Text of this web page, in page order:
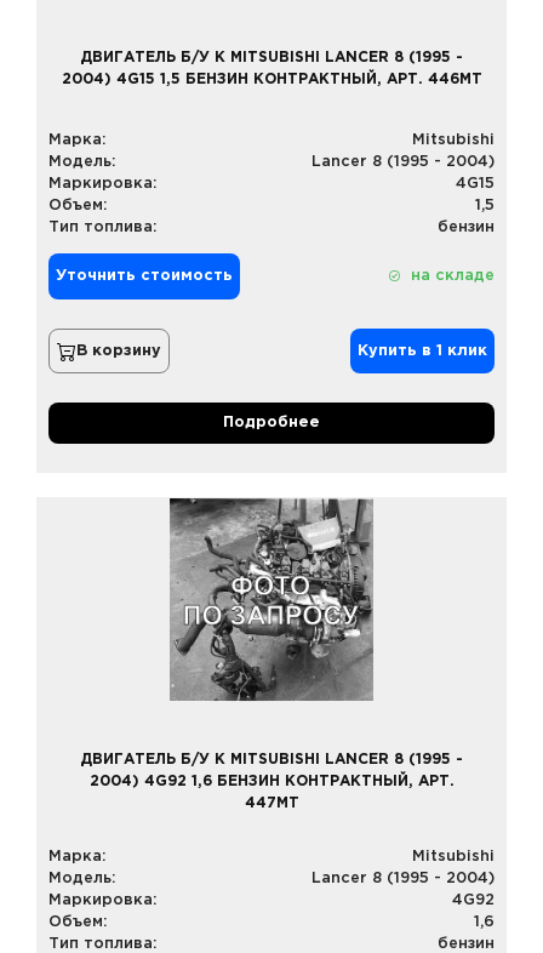
ДВИГАТЕЛЬ Б/У К MITSUBISHI LANCER 8 (1995 -
2004) 4G15 1,5 БЕНЗИН КОНТРАКТНЫЙ, АРТ. 446MT
Марка:
Mitsubishi
Модель:
Lancer 8 (1995 - 2004)
Маркировка:
4G15
Объем:
1,5
Тип топлива:
бензин
Уточнить стоимость на складе
В корзину Купить в 1 клик
Подробнее
ДВИГАТЕЛЬ Б/У К MITSUBISHI LANCER 8 (1995 -
2004) 4G92 1,6 БЕНЗИН КОНТРАКТНЫЙ, АРТ.
447MT
Марка:
Mitsubishi
Модель:
Lancer 8 (1995 - 2004)
Маркировка:
4G92
Объем:
1,6
Тип топлива:
бензин